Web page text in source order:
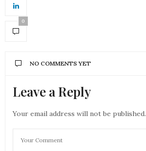
0
NO COMMENTS YET
Leave a Reply
Your email address will not be published.